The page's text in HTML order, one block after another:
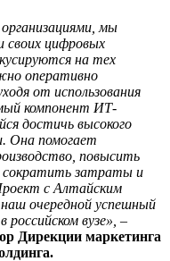
мы
своих цифровых
на тех
оперативно
от использования
компонент ИТ-
достичь высокого
Она помогает
повысить
сократить затраты и
с Алтайским
очередной успешный
вузе», –
Дирекции маркетинга